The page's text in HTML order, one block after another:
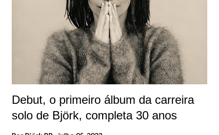
namorados e ficam dizendo: "Ah, eles tiveram uma vida feliz"
se tiverem tido um casamento. Mas se não tiver sido o caso,
então a vida delas foi um fracasso. Com os homens, eles não
fazem nada disso". A intenção de Björk com os episódios é
"dar importância ao meu trabalho" e ...
Debut, o primeiro álbum da carreira
solo de Björk, completa 30 anos